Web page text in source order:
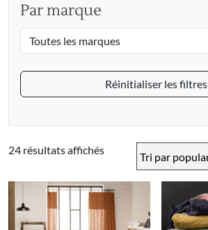
Par marque
Réinitialiser les filtres
24 résultats affichésTrié
popularité